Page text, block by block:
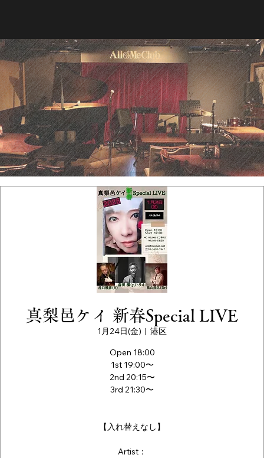
真梨邑ケイ 新春Special LIVE
1月24日(金)
  |
港区
Open 18:00
1st 19:00〜
2nd 20:15〜
3rd 21:30〜
【入れ替えなし】
Artist：